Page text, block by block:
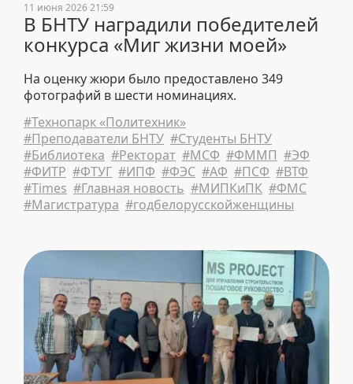
11 июня 2026 21:59
В БНТУ наградили победителей
конкурса «Миг жизни моей»
На оценку жюри было предоставлено 349
фотографий в шести номинациях.
#Технопарк «Политехник»
#Преподаватели БНТУ #Студенты БНТУ
#Библиотека #Ректорат #МСФ #ФММП #ЭФ
#ФИТР #ФТУГ #ИПФ #ФЭС #АФ #ПСФ #ВТФ
#Times #Главная новость #МИПКиПК #ФМС
#Магистратура #годбелорусскойженщины